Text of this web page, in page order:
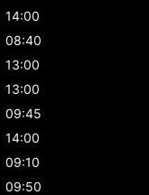
14:00
08:40
13:00
13:00
09:45
14:00
09:10
09:50